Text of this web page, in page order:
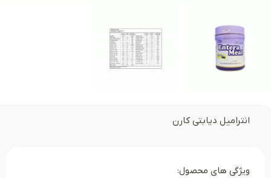
انترامیل دیابتی کارن
ویژگی های محصول: